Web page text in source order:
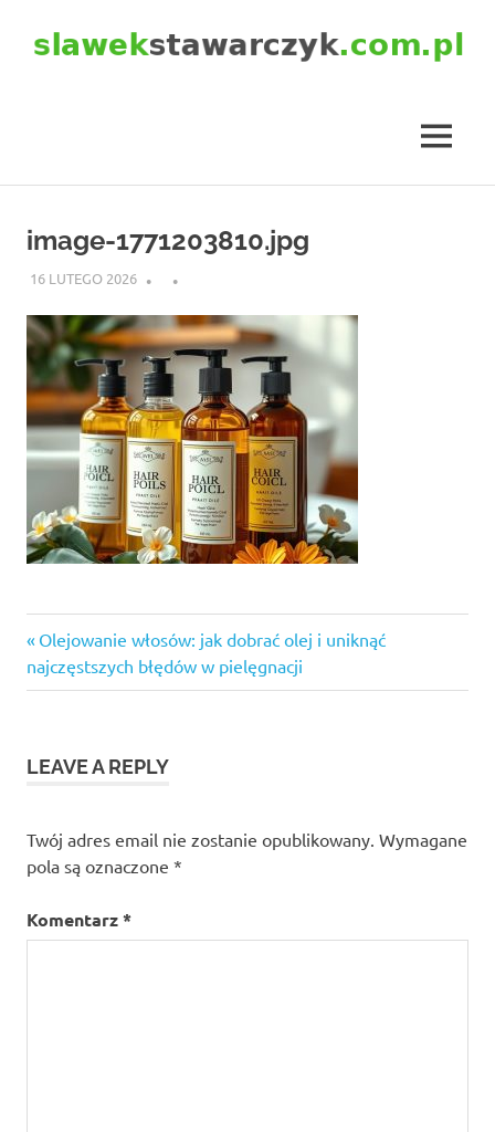
MENU
image-1771203810.jpg
16 LUTEGO 2026
Nawigacja
wpisu
Previous
Post:
Olejowanie włosów: jak dobrać olej i uniknąć
najczęstszych błędów w pielęgnacji
LEAVE A REPLY
Twój adres email nie zostanie opublikowany. Wymagane
pola są oznaczone *
Komentarz*